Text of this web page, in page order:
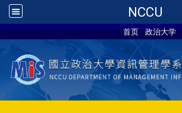
NCCU
首页 政治大学